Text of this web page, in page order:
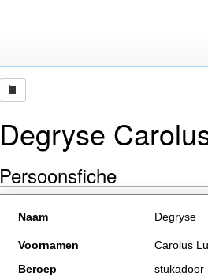
Degryse
Persoonsfiche
Naam Degryse
Voornamen
Carolus
Beroep
stukadoor